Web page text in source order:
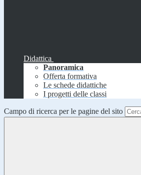
Didattica
Panoramica
Offerta formativa
Le schede didattiche
I progetti delle classi
Campo di ricerca per le pagine del sito